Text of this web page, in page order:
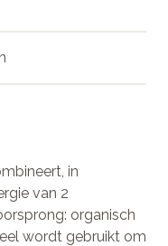
in
van 2
organisch
wordt gebruikt om